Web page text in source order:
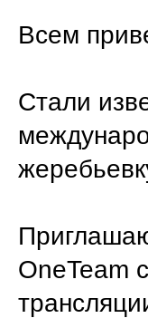
Всем
Стали
OneTeam